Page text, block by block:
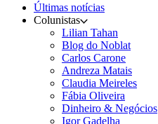
Últimas notícias
Colunistas
Lilian Tahan
Blog do Noblat
Carlos Carone
Andreza Matais
Claudia Meireles
Fábia Oliveira
Dinheiro & Negócios
Igor Gadelha